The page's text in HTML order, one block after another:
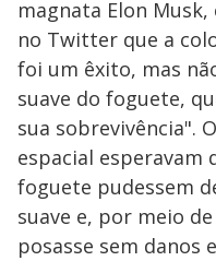
magnata Elon
no Twitter que a
foi um êxito, mas
suave do foguete,
sua sobrevivência".
espacial esperavam
foguete pudessem
suave e, por meio
posasse sem danos